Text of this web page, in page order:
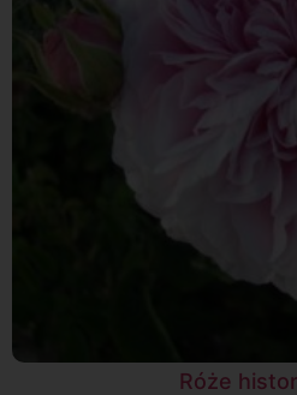
Róże